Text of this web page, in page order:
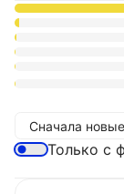
Сначала новые
Только с